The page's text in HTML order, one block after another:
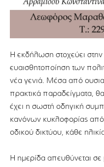
Η εκδήλωση στοχεύει
ευαισθητοποίηση των
νέα γενιά. Μέσα από
πρακτικά παραδείγματα,
έχει η σωστή οδηγική
κανόνων κυκλοφορίας από
οδικού δικτύου, κάθε
Η ημερίδα απευθύνεται σε